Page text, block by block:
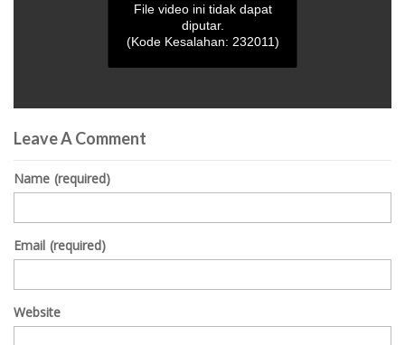
seconds
of
seconds
File video ini tidak dapat
diputar.
(Kode Kesalahan: 232011)
Leave A Comment
Name (required)
Email (required)
Website